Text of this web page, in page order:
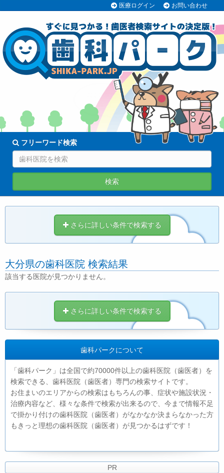
医療ログイン お問い合わせ
70038医院
登録中!
フリーワード検索
検索
さらに詳しい条件で検索する
大分県の歯科医院 検索結果
該当する医院が見つかりません。
さらに詳しい条件で検索する
歯科パークについて
「歯科パーク」は全国で約70000件以上の歯科医院（歯医者）を
検索できる、歯科医院（歯医者）専門の検索サイトです。
お住まいのエリアからの検索はもちろんの事、症状や施設状況・
治療内容など、様々な条件で検索が出来るので、今まで情報不足
で掛かり付けの歯科医院（歯医者）がなかなか決まらなかった方
もきっと理想の歯科医院（歯医者）が見つかるはずです！
PR